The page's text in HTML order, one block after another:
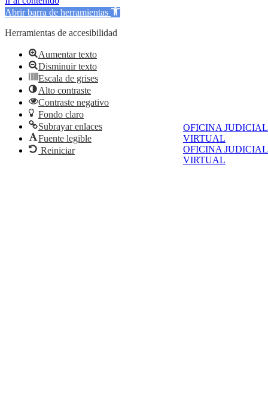
OFICINA JUDICIAL
VIRTUAL
OFICINA JUDICIAL
VIRTUAL
Abrir barra de herramientas
Herramientas de accesibilidad
Aumentar texto
Disminuir texto
Escala de grises
Alto contraste
Contraste negativo
Fondo claro
Subrayar enlaces
Fuente legible
Reiniciar